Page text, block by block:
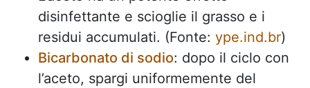
disinfettante e scioglie il grasso e i
residui accumulati. (Fonte: ype.ind.br)
Bicarbonato di sodio: dopo il ciclo con
l’aceto, spargi uniformemente del